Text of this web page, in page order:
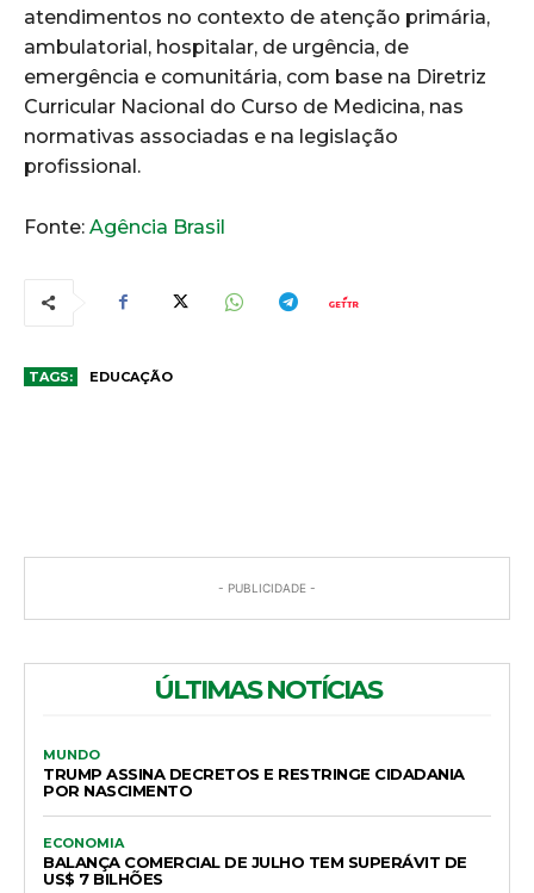
atendimentos no contexto de atenção primária,
ambulatorial, hospitalar, de urgência, de
emergência e comunitária, com base na Diretriz
Curricular Nacional do Curso de Medicina, nas
normativas associadas e na legislação
profissional.
Fonte: Agência Brasil
TAGS: EDUCAÇÃO
- PUBLICIDADE -
ÚLTIMAS NOTÍCIAS
MUNDO
TRUMP ASSINA DECRETOS E RESTRINGE CIDADANIA
POR NASCIMENTO
ECONOMIA
BALANÇA COMERCIAL DE JULHO TEM SUPERÁVIT DE
US$ 7 BILHÕES